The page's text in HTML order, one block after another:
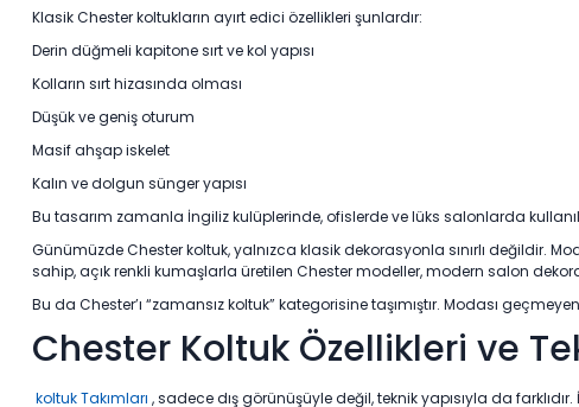
Klasik Chester koltukların ayırt edici özellikleri şunlardır:
Derin düğmeli kapitone sırt ve kol yapısı
Kolların sırt hizasında olması
Düşük ve geniş oturum
Masif ahşap iskelet
Kalın ve dolgun sünger yapısı
Bu tasarım zamanla İngiliz kulüplerinde, ofislerde ve lüks salonlarda
Günümüzde Chester koltuk, yalnızca klasik dekorasyonla sınırlı değildir.
sahip, açık renkli kumaşlarla üretilen Chester modeller, modern salon
Bu da Chester’ı “zamansız koltuk” kategorisine taşımıştır. Modası
Chester Koltuk Özellikleri ve
koltuk Takımları , sadece dış görünüşüyle değil, teknik yapısıyla da